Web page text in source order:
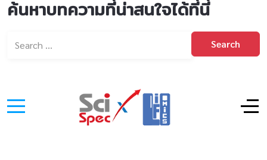
ค้นหาบทความที่น่าสนใจได้ที่นี่
Search